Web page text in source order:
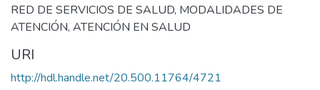
RED DE SERVICIOS DE SALUD, MODALIDADES DE
ATENCIÓN, ATENCIÓN EN SALUD
URI
http://hdl.handle.net/20.500.11764/4721